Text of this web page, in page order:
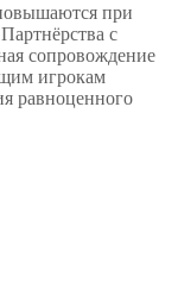
при
с
сопровождение
игрокам
равноценного